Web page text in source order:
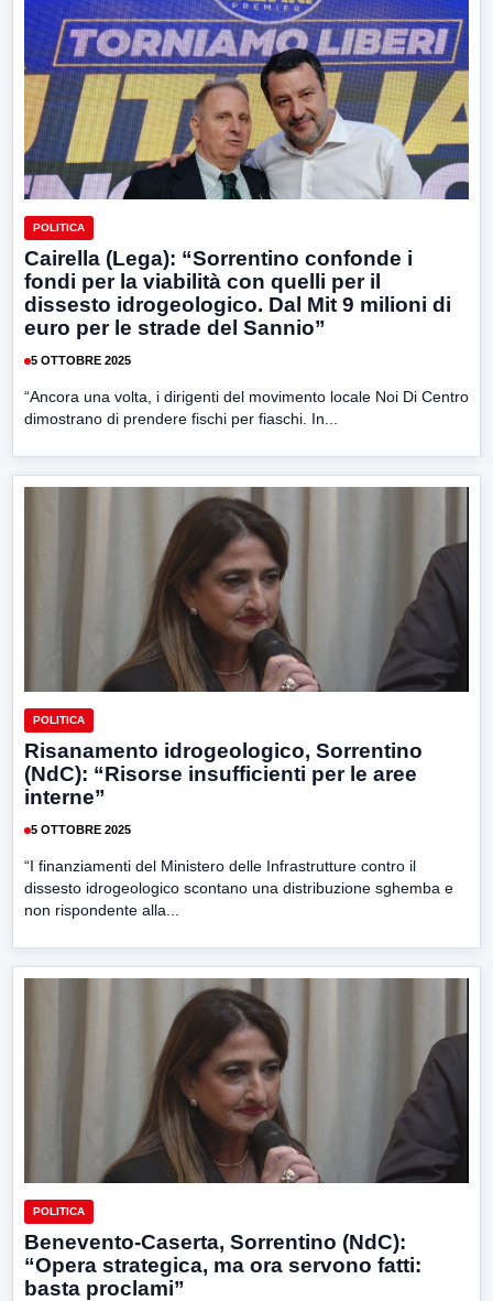
POLITICA
Cairella (Lega): “Sorrentino confonde i
fondi per la viabilità con quelli per il
dissesto idrogeologico. Dal Mit 9 milioni di
euro per le strade del Sannio”
5 OTTOBRE 2025
“Ancora una volta, i dirigenti del movimento locale Noi Di Centro
dimostrano di prendere fischi per fiaschi. In...
POLITICA
Risanamento idrogeologico, Sorrentino
(NdC): “Risorse insufficienti per le aree
interne”
5 OTTOBRE 2025
“I finanziamenti del Ministero delle Infrastrutture contro il
dissesto idrogeologico scontano una distribuzione sghemba e
non rispondente alla...
POLITICA
Benevento-Caserta, Sorrentino (NdC):
“Opera strategica, ma ora servono fatti:
basta proclami”